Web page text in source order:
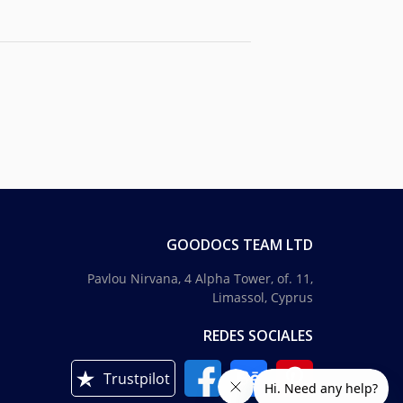
GOODOCS TEAM LTD
Pavlou Nirvana, 4 Alpha Tower, of. 11,
Limassol, Cyprus
REDES SOCIALES
Trustpilot